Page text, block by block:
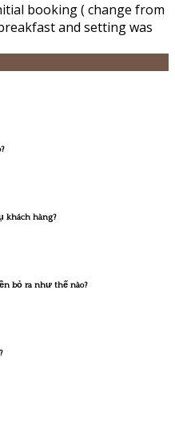
booking ( change from
and setting was
khách hàng?
bỏ ra như thế nào?